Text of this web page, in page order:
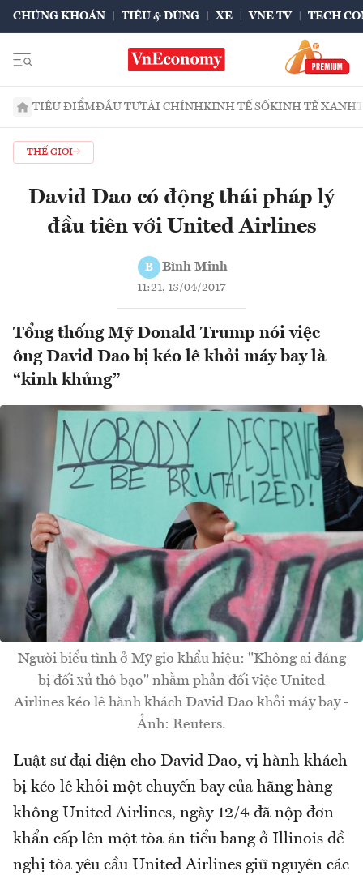
CHỨNG KHOÁN TIÊU & DÙNG XE VNE TV TECH
TIÊU ĐIỂMĐẦU TƯTÀI CHÍNHKINH TẾ SỐKINH TẾ XANH
THẾ GIỚI
David Dao có động thái pháp lý
đầu tiên với United Airlines
B Bình Minh
11:21, 13/04/2017
Tổng thống Mỹ Donald Trump nói việc
ông David Dao bị kéo lê khỏi máy bay là
“kinh khủng”
Người biểu tình ở Mỹ giơ khẩu hiệu: "Không ai đáng
bị đối xử thô bạo" nhằm phản đối việc United
Airlines kéo lê hành khách David Dao khỏi máy bay -
Ảnh: Reuters.
Luật sư đại diện cho David Dao, vị hành khách
bị kéo lê khỏi một chuyến bay của hãng hàng
không United Airlines, ngày 12/4 đã nộp đơn
khẩn cấp lên một tòa án tiểu bang ở Illinois đề
nghị tòa yêu cầu United Airlines giữ nguyên các